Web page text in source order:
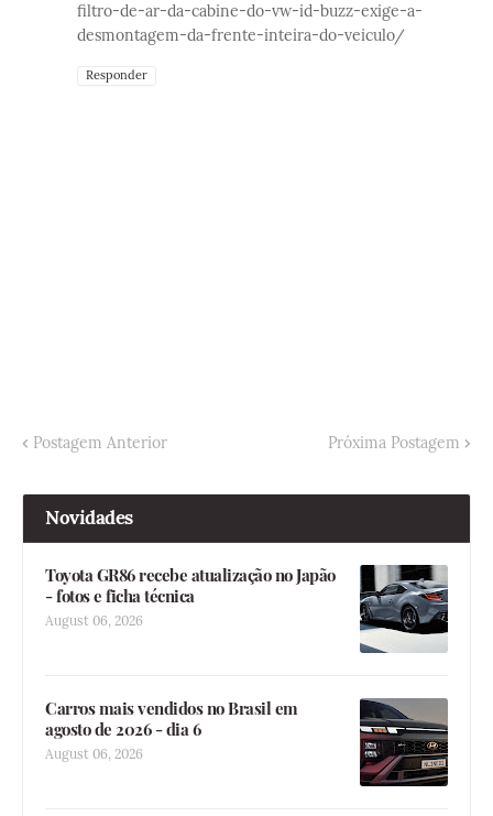
filtro-de-ar-da-cabine-do-vw-id-buzz-exige-a-
desmontagem-da-frente-inteira-do-veiculo/
Responder
Postagem Anterior Próxima Postagem
Novidades
Toyota GR86 recebe atualização no Japão
- fotos e ficha técnica
August 06, 2026
Carros mais vendidos no Brasil em
agosto de 2026 - dia 6
August 06, 2026